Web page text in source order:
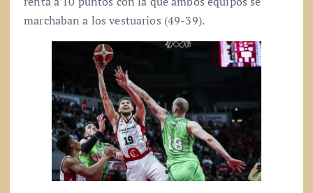
marchaban a los vestuarios (49-39).